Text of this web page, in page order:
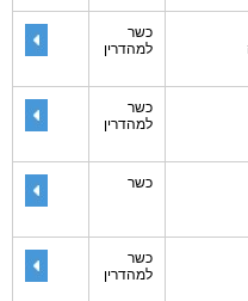
כשר
למהדרין
כשר
למהדרין
כשר
כשר
למהדרין